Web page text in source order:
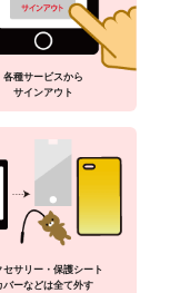
各種サービスから
サインアウト
セサリー・保護シート
バーなどは全て外す